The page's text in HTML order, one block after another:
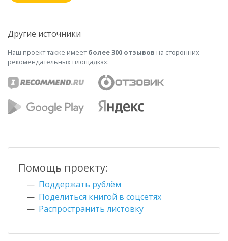
Другие источники
Наш проект также имеетболее 300 отзывов на сторонних
рекомендательных площадках:
Помощь проекту:
Поддержать рублём
Поделиться книгой в соцсетях
Распространить листовку